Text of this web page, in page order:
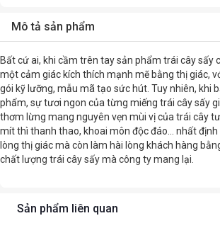
Mô tả sản phẩm
Bất cứ ai, khi cầm trên tay sản phẩm trái cây sấy
một cảm giác kích thích mạnh mẽ bằng thị giác,
gói kỹ lưỡng, mẫu mã tạo sức hút. Tuy nhiên, khi
phẩm, sự tươi ngon của từng miếng trái cây sấy
thơm lừng mang nguyên vẹn mùi vị của trái cây
mít thì thanh thao, khoai môn độc đáo… nhất định
lòng thị giác mà còn làm hài lòng khách hàng
chất lượng trái cây sấy mà công ty mang lại.
Sản phẩm liên quan